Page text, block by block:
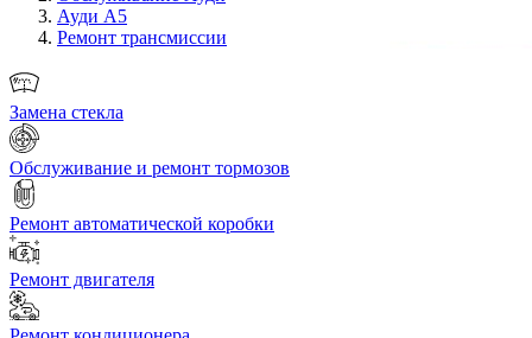
Ауди А5
Ремонт трансмиссии
Замена стекла
Обслуживание и ремонт тормозов
Ремонт автоматической коробки
Ремонт двигателя